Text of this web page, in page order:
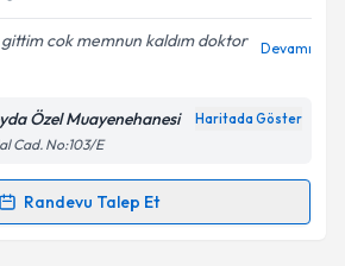
işlenmesine ilişkin
Aydınlatma
ve kişisel verilerimin belirtilen
işlenmesini kabul ediyorum.
cok memnun kaldım doktor
Devamı
Özel Muayenehanesi Haritada Göster
Cad. No:103/E
Randevu Talep Et
Talebi